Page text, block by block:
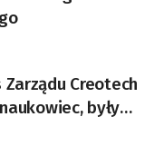
Creotech